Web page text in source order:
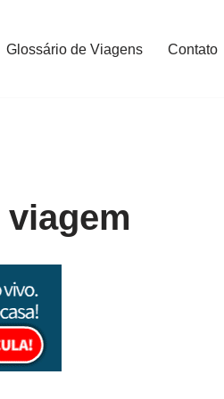
Glossário de Viagens Contato